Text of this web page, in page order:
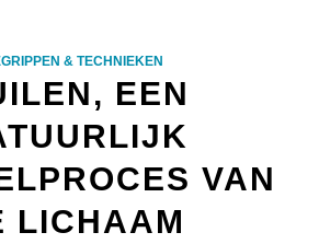
& TECHNIEKEN
EEN
VAN
LICHAAM